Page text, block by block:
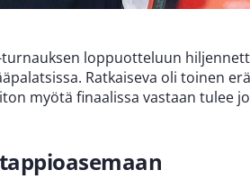
loppuotteluun
Ratkaiseva oli toinen
myötä finaalissa vastaan tulee